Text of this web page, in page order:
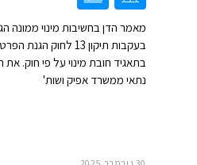
בעקבות תיקון 13 לחוק
בתאגיד חובת מינוי על פי חוק.
נתאי ממשרד אפיק ושות'